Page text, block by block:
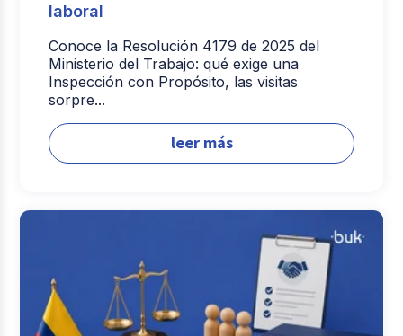
laboral
Conoce la Resolución 4179 de 2025 del
Ministerio del Trabajo: qué exige una
Inspección con Propósito, las visitas
sorpre...
leer más